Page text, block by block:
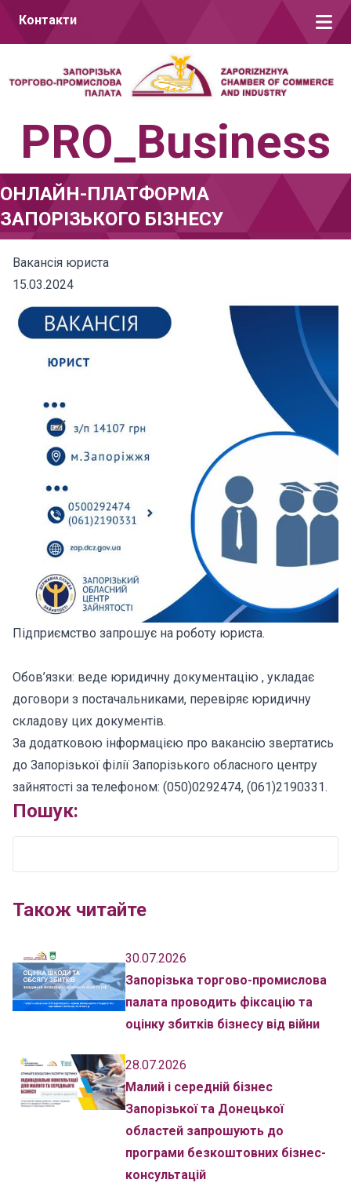
Контакти
PRO_Business
ОНЛАЙН-ПЛАТФОРМА
ЗАПОРІЗЬКОГО БІЗНЕСУ
Вакансія юриста
15.03.2024
Підприємство запрошує на роботу юриста.
Обов’язки: веде юридичну документацію , укладає
договори з постачальниками, перевіряє юридичну
складову цих документів.
За додатковою інформацією про вакансію звертатись
до Запорізької філії Запорізького обласного центру
зайнятості за телефоном: (050)0292474, (061)2190331.
Пошук:
Також читайте
30.07.2026
Запорізька торгово-промислова
палата проводить фіксацію та
оцінку збитків бізнесу від війни
28.07.2026
Малий і середній бізнес
Запорізької та Донецької
областей запрошують до
програми безкоштовних бізнес-
консультацій